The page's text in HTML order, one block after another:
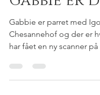
Pernille
3. feb. 2021
1 min
Gabbie er
Gabbie er parret med